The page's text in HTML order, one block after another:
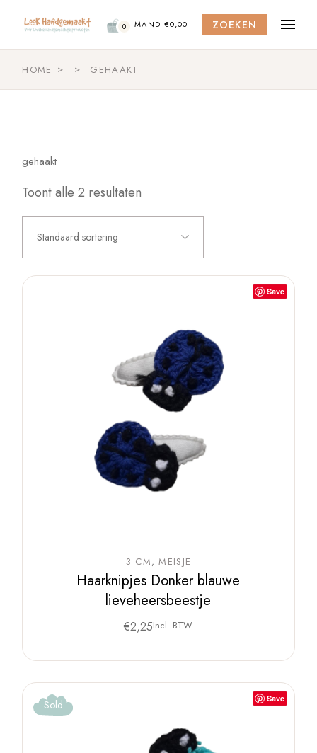
content
0 MAND €0,00 ZOEKEN
HOME GEHAAKT
gehaakt
Toont alle 2 resultaten
Standaard sortering
Save
3 CM MEISJE
Haarknipjes Donker blauwe
lieveheersbeestje
€2,25Incl. BTW
Save
Sold